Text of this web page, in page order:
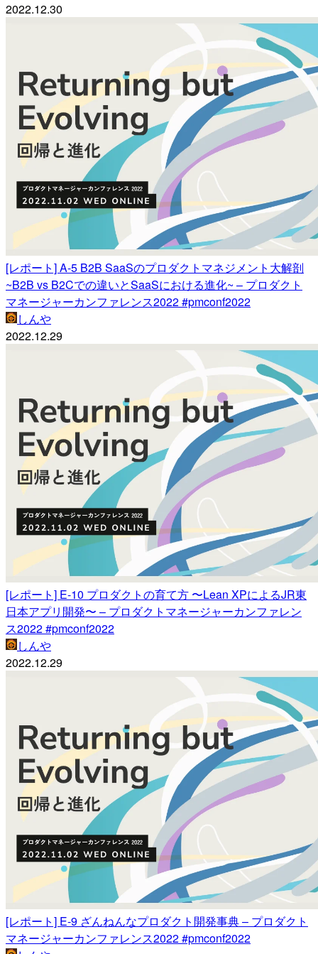
2022.12.30
[レポート] A-5 B2B SaaSのプロダクトマネジメント大解剖
~B2B vs B2Cでの違いとSaaSにおける進化~ – プロダクト
マネージャーカンファレンス2022 #pmconf2022
しんや
2022.12.29
[レポート] E-10 プロダクトの育て方 〜Lean XPによるJR東
日本アプリ開発〜 – プロダクトマネージャーカンファレン
ス2022 #pmconf2022
しんや
2022.12.29
[レポート] E-9 ざんねんなプロダクト開発事典 – プロダクト
マネージャーカンファレンス2022 #pmconf2022